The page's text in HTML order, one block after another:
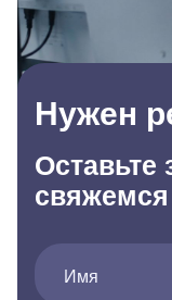
Нужен
Оставьте
свяжемся
Имя